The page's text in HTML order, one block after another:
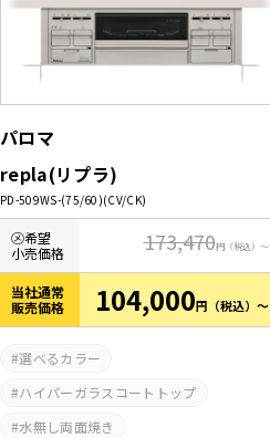
パロマ
repla(リプラ)
PD-509WS-(75/60)(CV/CK)
㋱希望
小売価格
173,470円（税込）～
当社通常
販売価格
104,000円 （税込）～
選べるカラー
ハイパーガラスコートトップ
水無し両面焼き